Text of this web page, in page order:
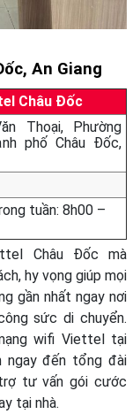
An Giang
Châu Đốc
Thoại, Phường
phố Châu Đốc,
tuần: 8h00 –
Châu Đốc mà
hy vọng giúp mọi
gần nhất ngay nơi
sức di chuyển.
wifi Viettel tại
ngay đến tổng đài
tư vấn gói cước
tại nhà.